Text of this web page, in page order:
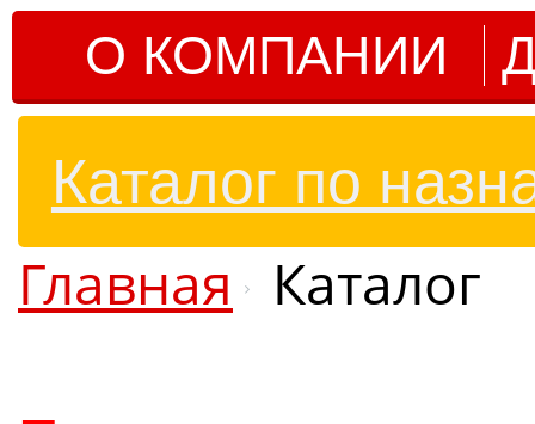
О КОМПАНИИ
Каталог по
Главная Каталог